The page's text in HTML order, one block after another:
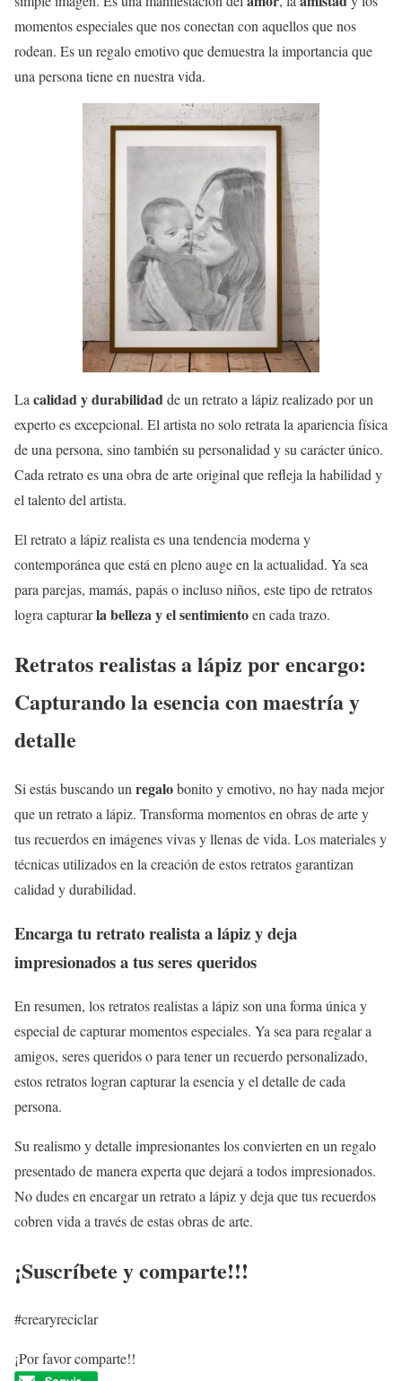
momentos especiales que nos conectan con aquellos que nos
rodean. Es un regalo emotivo que demuestra la importancia que
una persona tiene en nuestra vida.
Lacalidad y durabilidadde un retrato a lápiz realizado por un
experto es excepcional. El artista no solo retrata la apariencia física
de una persona, sino también su personalidad y su carácter único.
Cada retrato es una obra de arte original que refleja la habilidad y
el talento del artista.
El retrato a lápiz realista es una tendencia moderna y
contemporánea que está en pleno auge en la actualidad. Ya sea
para parejas, mamás, papás o incluso niños, este tipo de retratos
logra capturarla belleza y el sentimientoen cada trazo.
Retratos realistas a lápiz por encargo:
Capturando la esencia con maestría y
detalle
Si estás buscando un regalobonito y emotivo, no hay nada mejor
que un retrato a lápiz. Transforma momentos en obras de arte y
tus recuerdos en imágenes vivas y llenas de vida. Los materiales y
técnicas utilizados en la creación de estos retratos garantizan
calidad y durabilidad.
Encarga tu retrato realista a lápiz y deja
impresionados a tus seres queridos
En resumen, los retratos realistas a lápiz son una forma única y
especial de capturar momentos especiales. Ya sea para regalar a
amigos, seres queridos o para tener un recuerdo personalizado,
estos retratos logran capturar la esencia y el detalle de cada
persona.
Su realismo y detalle impresionantes los convierten en un regalo
presentado de manera experta que dejará a todos impresionados.
No dudes en encargar un retrato a lápiz y deja que tus recuerdos
cobren vida a través de estas obras de arte.
¡Suscríbete y comparte!!!
#crearyreciclar
¡Por favor comparte!!